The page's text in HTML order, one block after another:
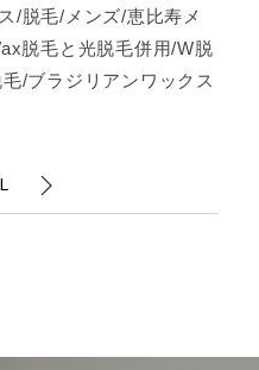
/脱毛/メンズ/恵比寿メ
脱毛と光脱毛併用/W脱
/ブラジリアンワックス